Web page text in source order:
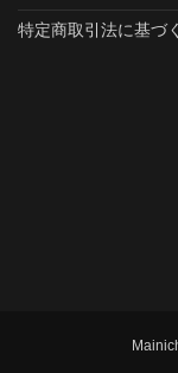
特定商取引法に基づ